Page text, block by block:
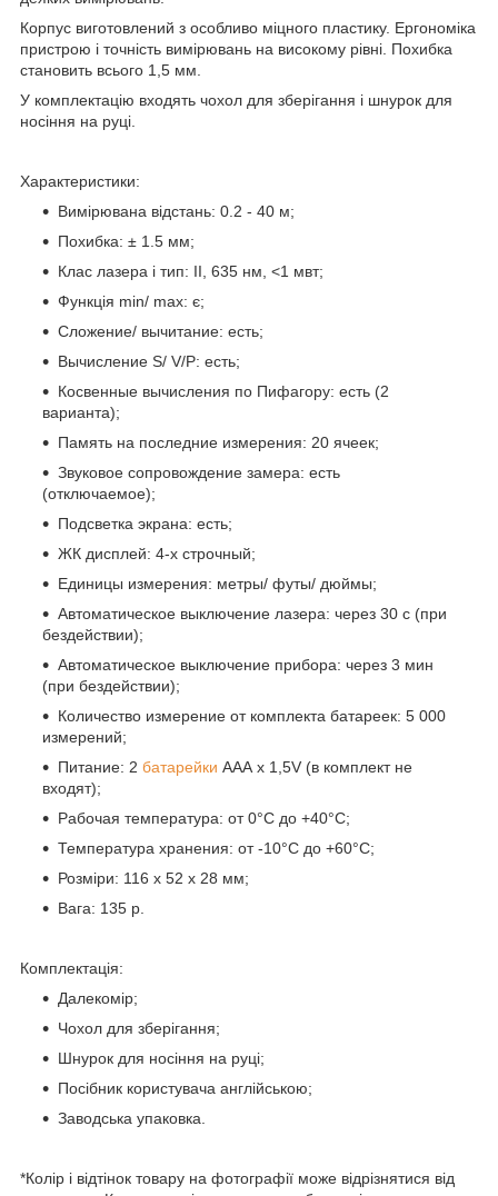
Корпус виготовлений з особливо міцного пластику. Ергономіка
пристрою і точність вимірювань на високому рівні. Похибка
становить всього 1,5 мм.
У комплектацію входять чохол для зберігання і шнурок для
носіння на руці.
Характеристики:
Вимірювана відстань: 0.2 - 40 м;
Похибка: ± 1.5 мм;
Клас лазера і тип: II, 635 нм, <1 мвт;
Функція min/ max: є;
Сложение/ вычитание: есть;
Вычисление S/ V/P: есть;
Косвенные вычисления по Пифагору: есть (2
варианта);
Память на последние измерения: 20 ячеек;
Звуковое сопровождение замера: есть
(отключаемое);
Подсветка экрана: есть;
ЖК дисплей: 4-х строчный;
Единицы измерения: метры/ футы/ дюймы;
Автоматическое выключение лазера: через 30 с (при
бездействии);
Автоматическое выключение прибора: через 3 мин
(при бездействии);
Количество измерение от комплекта батареек: 5 000
измерений;
Питание: 2 батарейки ААА х 1,5V (в комплект не
входят);
Рабочая температура: от 0°С до +40°С;
Температура хранения: от -10°С до +60°С;
Розміри: 116 х 52 х 28 мм;
Вага: 135 р.
Комплектація:
Далекомір;
Чохол для зберігання;
Шнурок для носіння на руці;
Посібник користувача англійською;
Заводська упаковка.
*Колір і відтінок товару на фотографії може відрізнятися від